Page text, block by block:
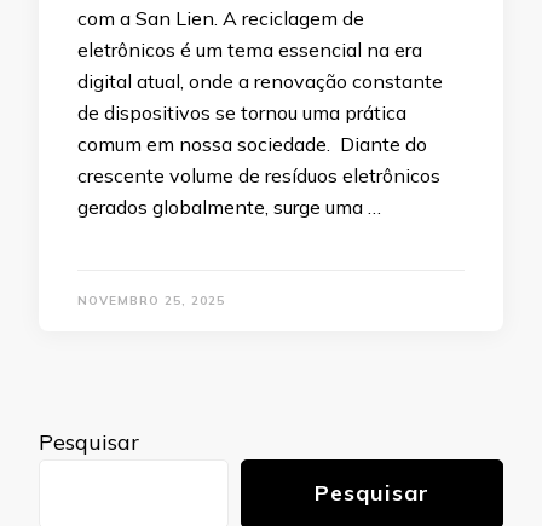
com a San Lien. A reciclagem de
eletrônicos é um tema essencial na era
digital atual, onde a renovação constante
de dispositivos se tornou uma prática
comum em nossa sociedade. Diante do
crescente volume de resíduos eletrônicos
gerados globalmente, surge uma …
NOVEMBRO 25, 2025
Pesquisar
Pesquisar